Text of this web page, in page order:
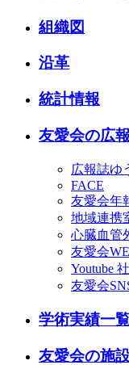
組織図
沿革
統計情報
友愛会の広報
広報誌ゆ
FACE
友愛会年
地域連携
心臓血管
友愛会
Youtube
友愛会
学術実績一
友愛会の施